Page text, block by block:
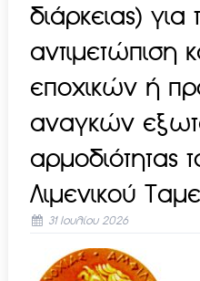
διάρκειας) για
αντιμετώπιση
εποχικών ή
αναγκών
αρμοδιότητας
Λιμενικού
31 Ιουλίου 2026